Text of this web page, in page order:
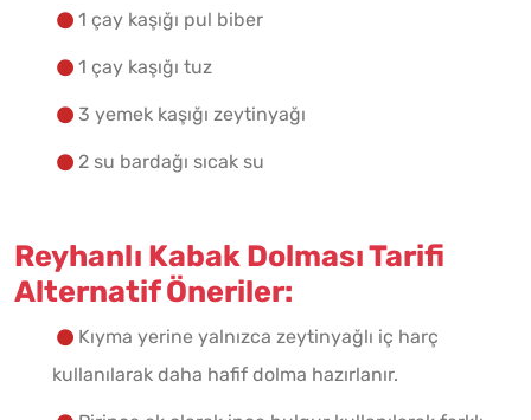
1 çay kaşığı pul biber
1 çay kaşığı tuz
3 yemek kaşığı zeytinyağı
2 su bardağı sıcak su
Reyhanlı Kabak Dolması Tarifi
Alternatif Öneriler:
Kıyma yerine yalnızca zeytinyağlı iç harç
kullanılarak daha hafif dolma hazırlanır.